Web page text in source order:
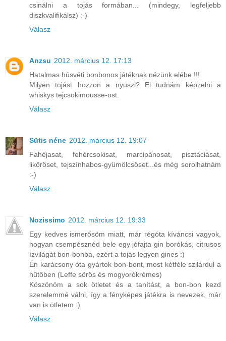
csinálni a tojás formában... (mindegy, legfeljebb
diszkvalifikálsz) :-)
Válasz
Anzsu 2012. március 12. 17:13
Hatalmas húsvéti bonbonos játéknak nézünk elébe !!!
Milyen tojást hozzon a nyuszi? El tudnám képzelni a
whiskys tejcsokimousse-ost.
Válasz
Sütis néne 2012. március 12. 19:07
Fahéjasat, fehércsokisat, marcipánosat, pisztáciásat,
likőröset, tejszínhabos-gyümölcsöset...és még sorolhatnám
:-)
Válasz
Nozissimo 2012. március 12. 19:33
Egy kedves ismerősöm miatt, már régóta kíváncsi vagyok,
hogyan csempésznéd bele egy jófajta gin borókás, citrusos
ízvilágát bon-bonba, ezért a tojás legyen gines :)
Én karácsony óta gyártok bon-bont, most kétféle szilárdul a
hűtőben (Leffe sörös és mogyorókrémes)
Köszönöm a sok ötletet és a tanítást, a bon-bon kezd
szerelemmé válni, így a fényképes játékra is nevezek, már
van is ötletem :)
Válasz